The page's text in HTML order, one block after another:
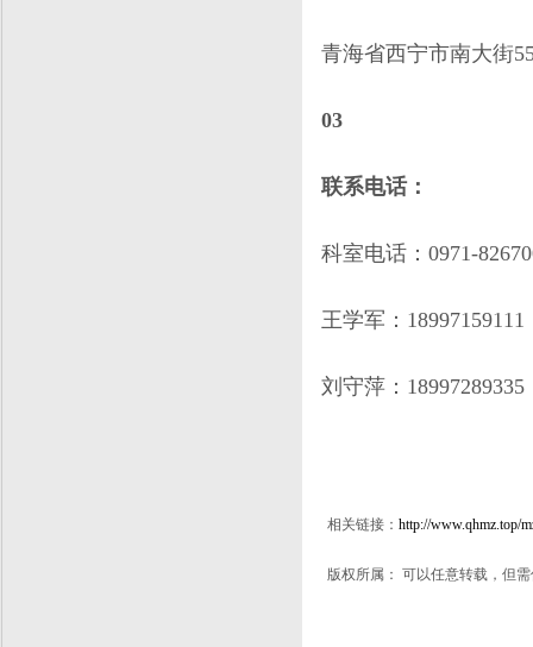
青海省西宁市南大街
03
联系电话：
科室电话：0971-
王学军：18997159111
刘守萍：18997289335
相关链接： http://www.qhmz.top/
版权所属： 可以任意转载，但